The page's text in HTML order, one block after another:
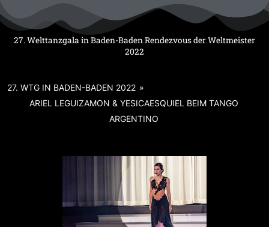
Inhalt
springen
27. Welttanzgala in Baden-Baden Rendezvous der Weltmeister
2022
27. WTG IN BADEN-BADEN 2022 »
ARIEL LEGUIZAMON & YESICAESQUIEL BEIM TANGO
ARGENTINO